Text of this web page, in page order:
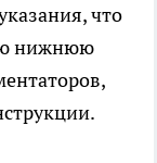
что
нижнюю